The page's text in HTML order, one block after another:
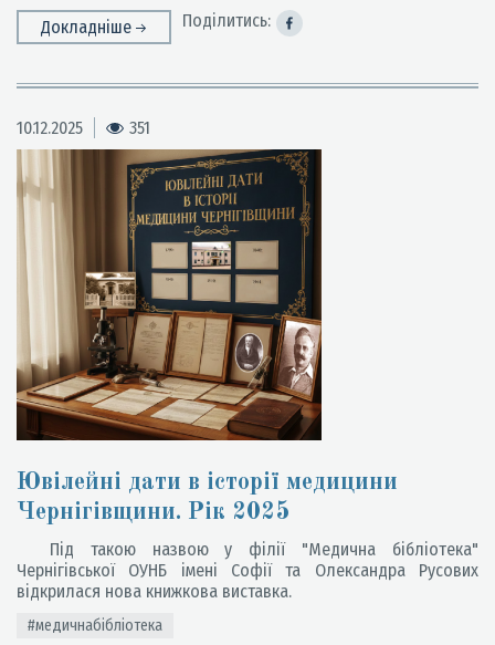
Докладніше
Поділитись:
10.12.2025 351
Ювілейні дати в історії медицини
Чернігівщини. Рік 2025
Під такою назвою у філії "Медична бібліотека"
Чернігівської ОУНБ імені Софії та Олександра Русових
відкрилася нова книжкова виставка.
#медичнабібліотека